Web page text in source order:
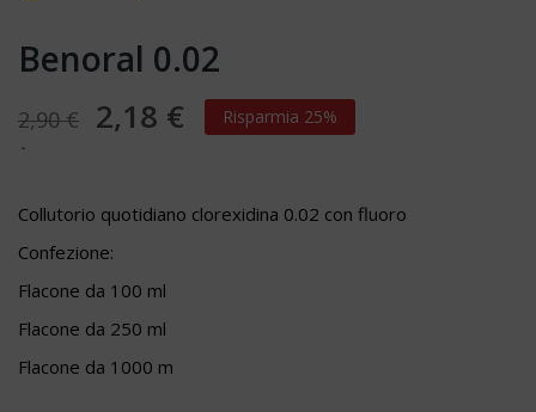
Benoral 0.02
2,90 € 2,18 € Risparmia 25%
Collutorio quotidiano clorexidina 0.02 con fluoro
Confezione:
Flacone da 100 ml
Flacone da 250 ml
Flacone da 1000 m